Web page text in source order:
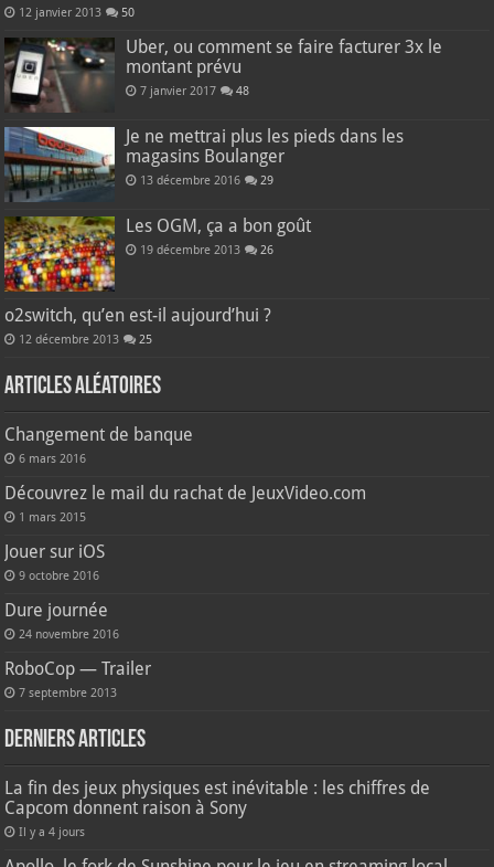
12 janvier 2013 50
Uber, ou comment se faire facturer 3x le
montant prévu
7 janvier 2017 48
Je ne mettrai plus les pieds dans les
magasins Boulanger
13 décembre 2016 29
Les OGM, ça a bon goût
19 décembre 2013 26
o2switch, qu’en est-il aujourd’hui ?
12 décembre 2013 25
Articles aléatoires
Changement de banque
6 mars 2016
Découvrez le mail du rachat de JeuxVideo.com
1 mars 2015
Jouer sur iOS
9 octobre 2016
Dure journée
24 novembre 2016
RoboCop — Trailer
7 septembre 2013
Derniers articles
La fin des jeux physiques est inévitable : les chiffres de
Capcom donnent raison à Sony
Il y a 4 jours